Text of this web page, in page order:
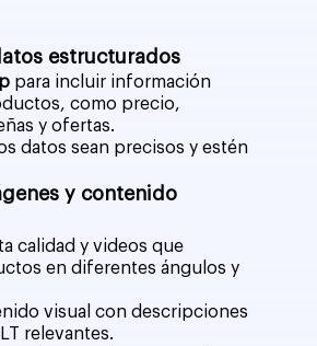
estructurados
para incluir información
como precio,
y ofertas.
datos sean precisos y estén
y contenido
calidad y videos que
en diferentes ángulos y
visual con descripciones
relevantes.